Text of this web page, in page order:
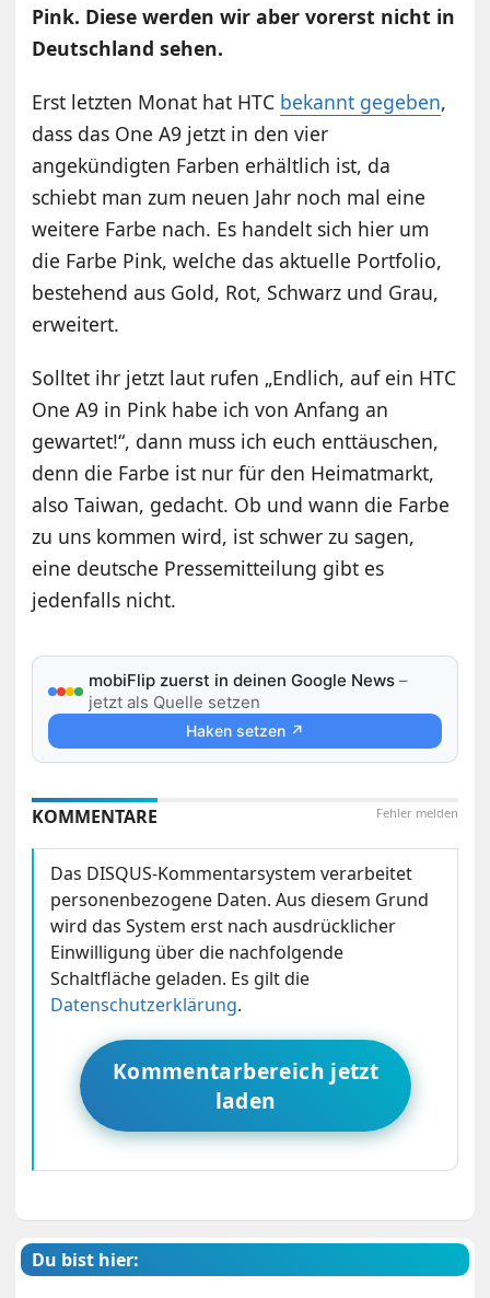
Pink. Diese werden wir aber vorerst nicht in
Deutschland sehen.
Erst letzten Monat hat HTC bekannt gegeben,
dass das One A9 jetzt in den vier
angekündigten Farben erhältlich ist, da
schiebt man zum neuen Jahr noch mal eine
weitere Farbe nach. Es handelt sich hier um
die Farbe Pink, welche das aktuelle Portfolio,
bestehend aus Gold, Rot, Schwarz und Grau,
erweitert.
Solltet ihr jetzt laut rufen „Endlich, auf ein HTC
One A9 in Pink habe ich von Anfang an
gewartet!“, dann muss ich euch enttäuschen,
denn die Farbe ist nur für den Heimatmarkt,
also Taiwan, gedacht. Ob und wann die Farbe
zu uns kommen wird, ist schwer zu sagen,
eine deutsche Pressemitteilung gibt es
jedenfalls nicht.
mobiFlip zuerst in deinen Google News –
jetzt als Quelle setzen
Haken setzen ↗
Fehler melden
KOMMENTARE
Das DISQUS-Kommentarsystem verarbeitet
personenbezogene Daten. Aus diesem Grund
wird das System erst nach ausdrücklicher
Einwilligung über die nachfolgende
Schaltfläche geladen. Es gilt die
Datenschutzerklärung.
Kommentarbereich jetzt
laden
Du bist hier: